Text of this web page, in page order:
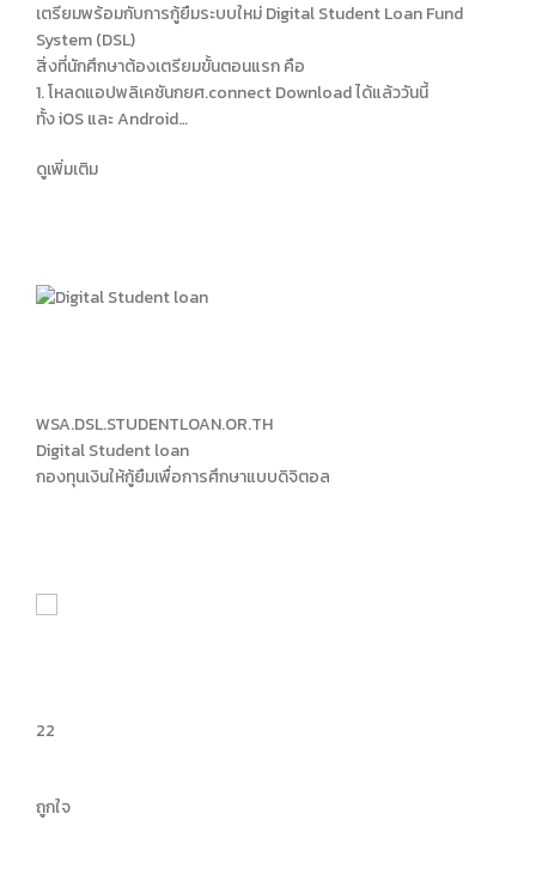
เตรียมพร้อมกับการกู้ยืมระบบใหม่ Digital Student Loan Fund
System (DSL)
สิ่งที่นักศึกษาต้องเตรียมขั้นตอนแรก คือ
1. โหลดแอปพลิเคชันกยศ.connect Download ได้แล้ววันนี้
ทั้ง iOS และ Android…
ดูเพิ่มเติม
WSA.DSL.STUDENTLOAN.OR.TH
Digital Student loan
กองทุนเงินให้กู้ยืมเพื่อการศึกษาแบบดิจิตอล
22
ถูกใจ